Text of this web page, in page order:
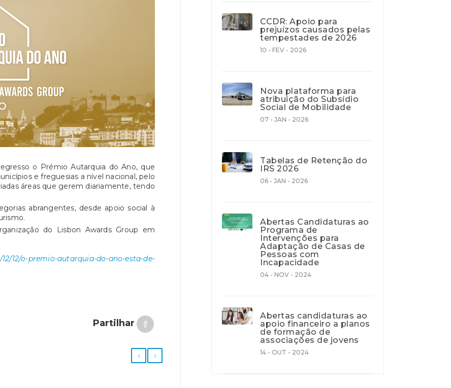
o Prémio Autarquia do Ano, que
e freguesias a nível nacional, pelo
áreas que gerem diariamente, tendo
abrangentes, desde apoio social à
do Lisbon Awards Group em
12/o-premio-autarquia-do-ano-esta-de-
Partilhar
CCDR: Apoio para
prejuízos causados pelas
tempestades de 2026
10 - FEV - 2026
Nova plataforma para
atribuição do Subsídio
Social de Mobilidade
07 - JAN - 2026
Tabelas de Retenção do
IRS 2026
06 - JAN - 2026
Abertas Candidaturas ao
Programa de
Intervenções para
Adaptação de Casas de
Pessoas com
Incapacidade
04 - NOV - 2024
Abertas candidaturas ao
apoio financeiro a planos
de formação de
associações de jovens
14 - OUT - 2024